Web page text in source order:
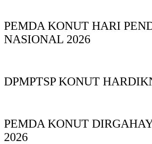
PEMDA KONUT HARI
NASIONAL 2026
DPMPTSP KONUT
PEMDA KONUT
2026